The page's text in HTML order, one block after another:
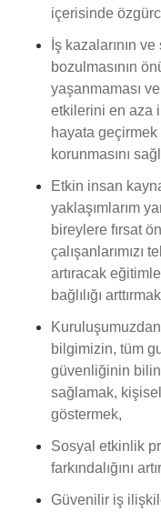
içerisinde
İş kazalarının
bozulmasının
yaşanmaması
etkilerini en aza
hayata geçirmek
korunmasını
Etkin insan
yaklaşımlarım
bireylere fırsat
çalışanlarımızı
artıracak
bağlılığı
bilgimizin, tüm
güvenliğinin
sağlamak,
göstermek,
Sosyal etkinlik
farkındalığını
Güvenilir iş